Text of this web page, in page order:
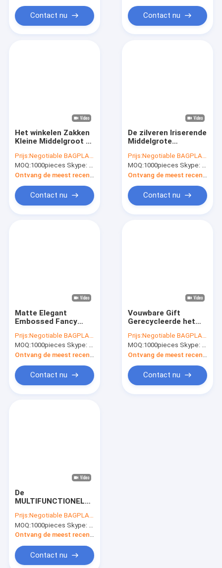
Biologisch afbreekbare composteerbare zakken
Partijzakken
Contact nu
Brievenenvelop
Bagease
Contact nu
Het winkelen Zakken
Kleine Middelgroot &
Handvatten,
Hoekplaat met
Karton voor het
Verhandelen
Prijs:Negotiable BAGPLASTICS@YAHOO.COM
MOQ:1000pieces Skype: mydearneil
Contact nu
De zilveren Iriserende
Middelgrote
Handvatten voor
Huwelijken,
Verjaardagenpak,
Verpakkende Zak van
de Partijgunst voor
Prijs:Negotiable BAGPLASTICS@YAHOO.COM
MOQ:1000pieces Skype: mydearneil
Contact nu
Matte Elegant
Embossed Fancy
Premiekwaliteit van
de Folie Moderne
Luxe de
Boutiquekleding van
Matte For
Merchandise Wig
Prijs:Negotiable BAGPLASTICS@YAHOO.COM
MOQ:1000pieces Skype: mydearneil
Contact nu
Vouwbare Gift
Gerecycleerde het
Gedrukte Gift
Zakluxe Matte White
Paper Bags met
Handvatten Perfect
voor
Prijs:Negotiable BAGPLASTICS@YAHOO.COM
MOQ:1000pieces Skype: mydearneil
Contact nu
De
MULTIFUNCTIONELE
Winkelen CMYK Eco
Kleinhandels
Verpakkings100%
Kraftpapier
Document Huwelijks
Prijs:Negotiable BAGPLASTICS@YAHOO.COM
MOQ:1000pieces Skype: mydearneil
Contact nu